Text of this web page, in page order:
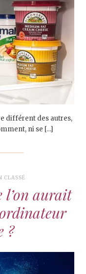
différent des autres,
ni se […]
CLASSÉ
l’on aurait
?